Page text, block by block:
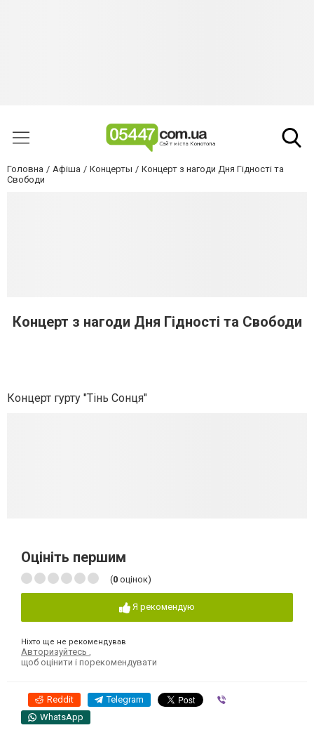
Головна Афіша Концерты
Концерт з нагоди Дня Гідності та
Свободи
Концерт з нагоди Дня Гідності та Свободи
Концерт гурту "Тінь Сонця"
Оцініть першим
(0 оцінок)
Я рекомендую
Ніхто ще не рекомендував
Авторизуйтесь
щоб оцінити і порекомендувати
Reddit Telegram
WhatsApp